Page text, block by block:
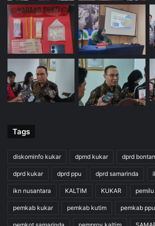
Tags
diskominfo kukar dpmd kukar dprd
dprd kukar dprd ppu dprd samarinda
ikn nusantara KALTIM KUKAR
pemkab kukar pemkab kutim pemkab ppu